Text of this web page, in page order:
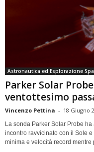
Astronautica ed Esplorazione
Parker Solar
ventottesimo
Vincenzo Pettina - 18 Giugno
La sonda Parker Solar Probe
incontro ravvicinato con il Sole
minima e velocità record